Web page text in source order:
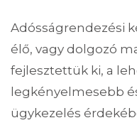
Adósságrendezési
élő, vagy dolgozó
fejlesztettük ki, a
legkényelmesebb
ügykezelés